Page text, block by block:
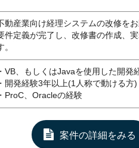
動産業向け経理システムの改修をお
件定義が完了し、改修書の作成、
。
・VB、もしくはJavaを使用した開発
・開発経験3年以上(1人称で動ける方)
・ProC、Oracleの経験
案件の詳細をみる